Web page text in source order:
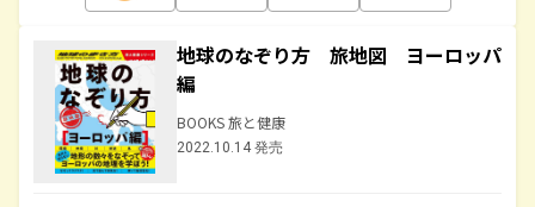
地球のなぞり方 旅地図 ヨーロッパ
編
BOOKS 旅と健康
2022.10.14 発売